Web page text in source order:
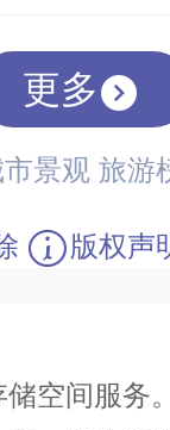
更多
景观 旅游
版权声
空间服务